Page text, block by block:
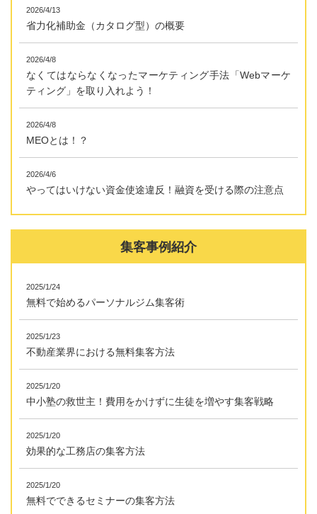
2026/4/13
省力化補助金（カタログ型）の概要
2026/4/8
なくてはならなくなったマーケティング手法「Webマーケ
ティング」を取り入れよう！
2026/4/8
MEOとは！？
2026/4/6
やってはいけない資金使途違反！融資を受ける際の注意点
集客事例紹介
2025/1/24
無料で始めるパーソナルジム集客術
2025/1/23
不動産業界における無料集客方法
2025/1/20
中小塾の救世主！費用をかけずに生徒を増やす集客戦略
2025/1/20
効果的な工務店の集客方法
2025/1/20
無料でできるセミナーの集客方法